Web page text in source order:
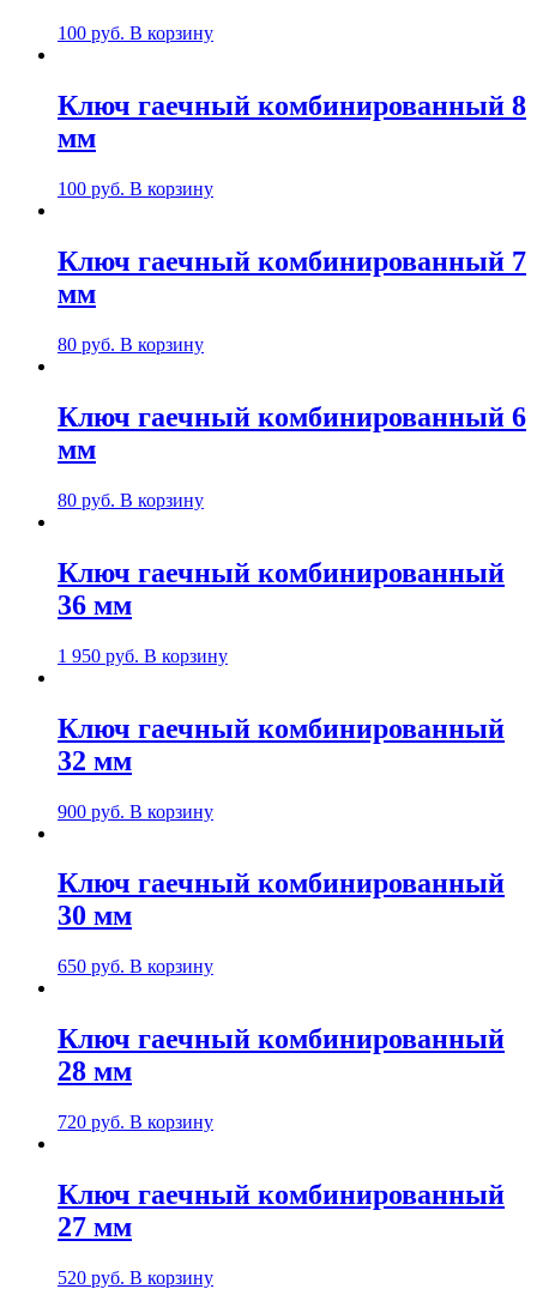
100 руб. В корзину
Ключ гаечный комбинированный 8
мм
100 руб. В корзину
Ключ гаечный комбинированный 7
мм
80 руб. В корзину
Ключ гаечный комбинированный 6
мм
80 руб. В корзину
Ключ гаечный комбинированный
36 мм
1 950 руб. В корзину
Ключ гаечный комбинированный
32 мм
900 руб. В корзину
Ключ гаечный комбинированный
30 мм
650 руб. В корзину
Ключ гаечный комбинированный
28 мм
720 руб. В корзину
Ключ гаечный комбинированный
27 мм
520 руб. В корзину